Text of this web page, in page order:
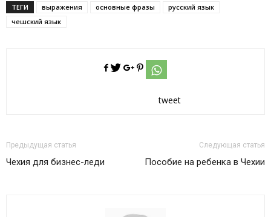
ТЕГИ выражения основные фразы
русский язык
чешский язык
tweet
Предыдущая статья
Чехия для бизнес-леди
Следующая статья
Пособие на ребенка в Чехии